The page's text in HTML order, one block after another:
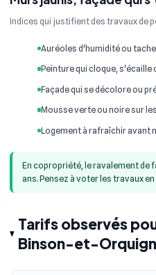
Indices qui justifient des travaux de
Auréoles d'humidité ou
Peinture qui cloque, s'écaille
Façade qui se décolore ou
Mousse verte ou noire sur
Logement à rafraîchir avant
En copropriété, le ravalement de
ans. Pensez à voter les travaux
Tarifs observés
Binson-et-